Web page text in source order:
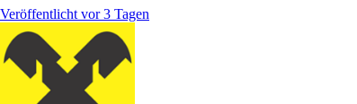
Veröffentlicht vor 3 Tagen